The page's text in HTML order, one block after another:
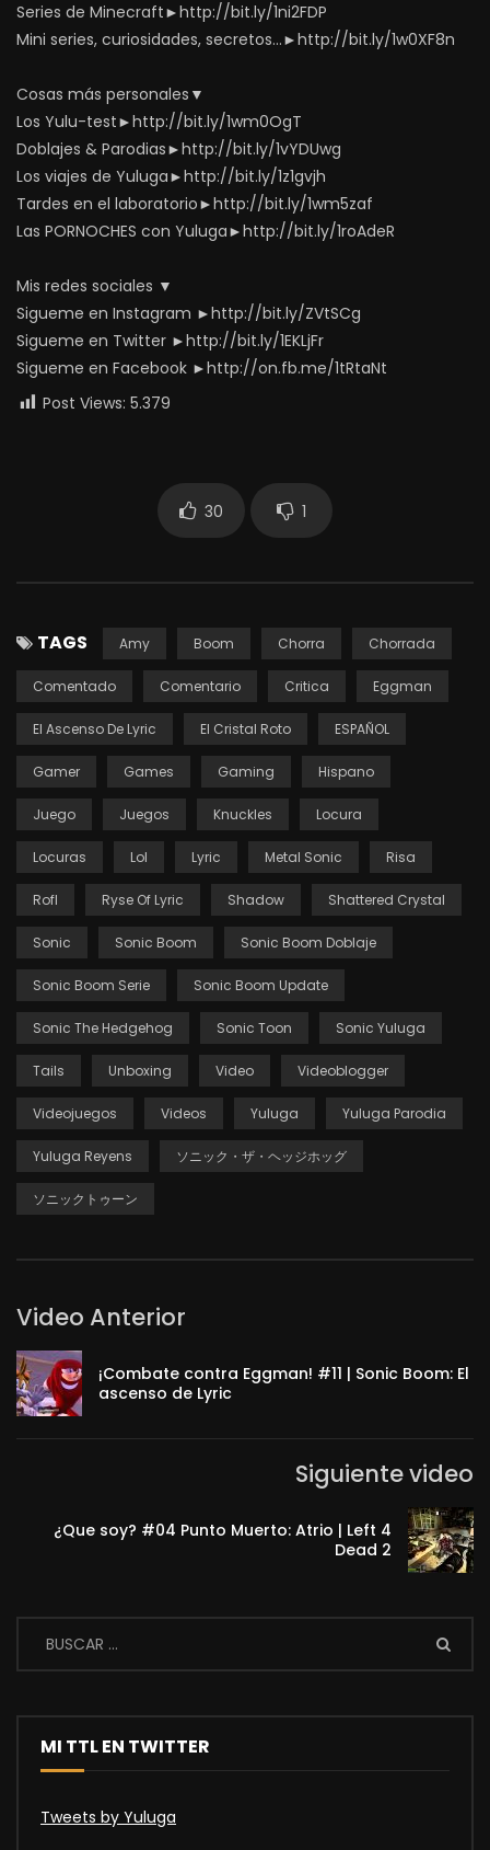
Series de Minecraft►http://bit.ly/1ni2FDP
Mini series, curiosidades, secretos…►http://bit.ly/1w0XF8n
Cosas más personales▼
Los Yulu-test►http://bit.ly/1wm0OgT
Doblajes & Parodias►http://bit.ly/1vYDUwg
Los viajes de Yuluga►http://bit.ly/1z1gvjh
Tardes en el laboratorio►http://bit.ly/1wm5zaf
Las PORNOCHES con Yuluga►http://bit.ly/1roAdeR
Mis redes sociales ▼
Sigueme en Instagram ►http://bit.ly/ZVtSCg
Sigueme en Twitter ►http://bit.ly/1EKLjFr
Sigueme en Facebook ►http://on.fb.me/1tRtaNt
Post Views: 5.379
30 1
TAGS Amy Boom Chorra Chorrada
Comentado Comentario Critica Eggman
El Ascenso De Lyric El Cristal Roto ESPAÑOL
Gamer Games Gaming Hispano
Juego Juegos Knuckles Locura
Locuras Lol Lyric Metal Sonic Risa
Rofl Ryse Of Lyric Shadow Shattered Crystal
Sonic Sonic Boom Sonic Boom Doblaje
Sonic Boom Serie Sonic Boom Update
Sonic The Hedgehog Sonic Toon Sonic Yuluga
Tails Unboxing Video Videoblogger
Videojuegos Videos Yuluga Yuluga Parodia
Yuluga Reyens ソニック・ザ・ヘッジホッグ
ソニックトゥーン
Video Anterior
¡Combate contra Eggman! #11 | Sonic Boom: El
ascenso de Lyric
Siguiente video
¿Que soy? #04 Punto Muerto: Atrio | Left 4
Dead 2
MI TTL EN TWITTER
Tweets by Yuluga